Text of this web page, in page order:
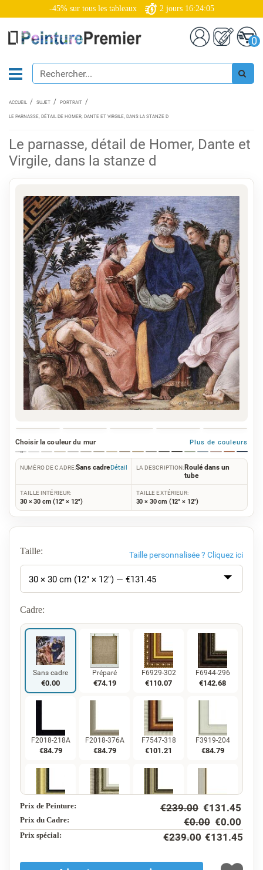
-45% sur tous les tableaux 2 jours 16:24:04
0
ACCUEIL SUJET PORTRAIT
LE PARNASSE, DÉTAIL DE HOMER, DANTE ET VIRGILE, DANS LA STANZE D
Le parnasse, détail de Homer, Dante et
Virgile, dans la stanze d
Choisir la couleur du mur Plus de couleurs
NUMÉRO DE CADRE:Sans cadreDétail LA DESCRIPTION:Roulé dans un
tube
TAILLE INTÉRIEUR:
30 × 30 cm (12" × 12")
TAILLE EXTÉRIEUR:
30 × 30 cm (12" × 12")
Taille: Taille personnalisée ? Cliquez ici
30 × 30 cm (12" × 12") — €131.45
Cadre:
Sans cadre
€0.00
Préparé
€74.19
F6929-302
€110.07
F6944-296
€142.68
F2018-218A
€84.79
F2018-376A
€84.79
F7547-318
€101.21
F3919-204
€84.79
F5130-234
€122.29
F5429-258 F3013-236
€90.08
Prix de Peinture: €239.00 €131.45
Prix du Cadre: €0.00 €0.00
Prix ​​spécial: €239.00 €131.45